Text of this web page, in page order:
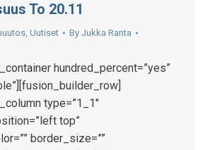
To 20.11
, Uutiset By Jukka Ranta
hundred_percent=”yes”
type=”1_1″
top”
border_size=””